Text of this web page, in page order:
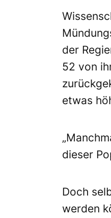
der
52 von
etwas
dieser
Doch
werden